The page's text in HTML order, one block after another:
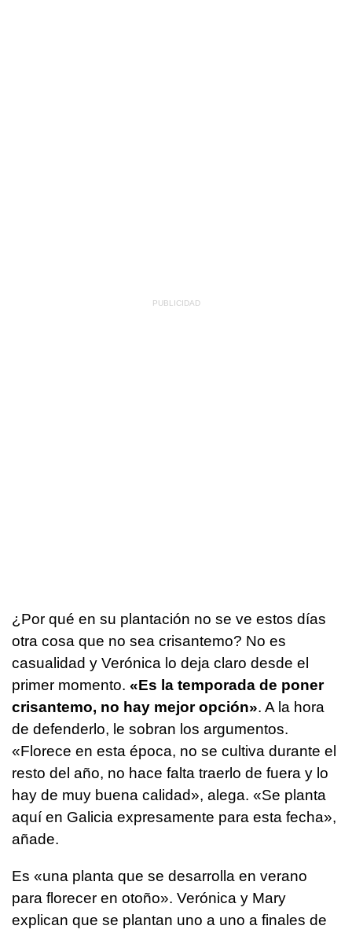
¿Por qué en su plantación no se ve estos días
otra cosa que no sea crisantemo? No es
casualidad y Verónica lo deja claro desde el
primer momento. «Es la temporada de poner
crisantemo, no hay mejor opción». A la hora
de defenderlo, le sobran los argumentos.
«Florece en esta época, no se cultiva durante el
resto del año, no hace falta traerlo de fuera y lo
hay de muy buena calidad», alega. «Se planta
aquí en Galicia expresamente para esta fecha»,
añade.
Es «una planta que se desarrolla en verano
para florecer en otoño». Verónica y Mary
explican que se plantan uno a uno a finales de